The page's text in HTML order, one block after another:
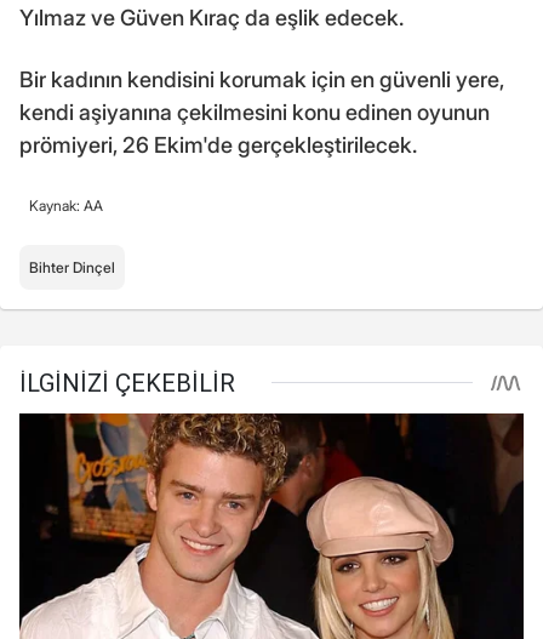
Yılmaz ve Güven Kıraç da eşlik edecek.
Bir kadının kendisini korumak için en güvenli yere,
kendi aşiyanına çekilmesini konu edinen oyunun
prömiyeri, 26 Ekim'de gerçekleştirilecek.
Kaynak: AA
Bihter Dinçel